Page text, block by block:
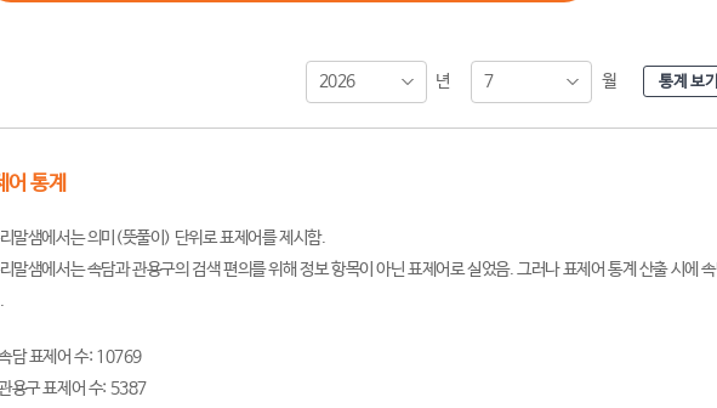
2026 년 7 월 통계 보기
어 통계
말샘에서는 의미(뜻풀이) 단위로 표제어를 제시함.
말샘에서는 속담과 관용구의 검색 편의를 위해 정보 항목이 아닌 표제어로 실었음. 그러나 표제어 통계 산출 시에
담 표제어 수: 10769
용구 표제어 수: 5387